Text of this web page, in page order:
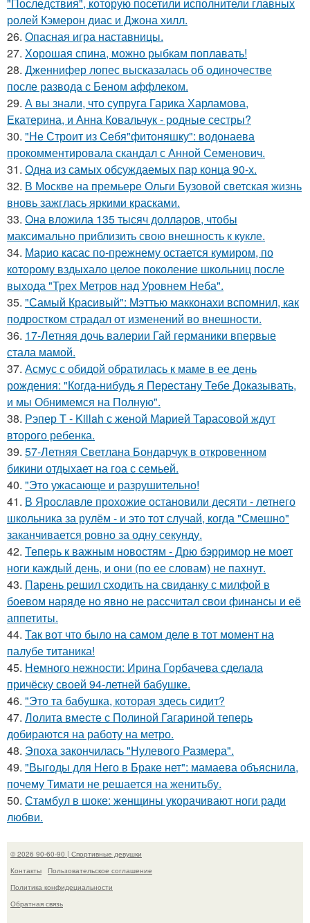
ролей Кэмерон диас и Джона хилл.
26. Опасная игра наставницы.
27. Хорошая спина, можно рыбкам поплавать!
28. Дженнифер лопес высказалась об одиночестве
после развода с Беном аффлеком.
29. А вы знали, что супруга Гарика Харламова,
Екатерина, и Анна Ковальчук - родные сестры?
30. "Не Строит из Себя"фитоняшку": водонаева
прокомментировала скандал с Анной Семенович.
31. Одна из самых обсуждаемых пар конца 90-х.
32. В Москве на премьере Ольги Бузовой светская жизнь
вновь зажглась яркими красками.
33. Она вложила 135 тысяч долларов, чтобы
максимально приблизить свою внешность к кукле.
34. Марио касас по-прежнему остается кумиром, по
которому вздыхало целое поколение школьниц после
выхода "Трех Метров над Уровнем Неба".
35. "Самый Красивый": Мэттью макконахи вспомнил, как
подростком страдал от изменений во внешности.
36. 17-Летняя дочь валерии Гай германики впервые
стала мамой.
37. Асмус с обидой обратилась к маме в ее день
рождения: "Когда-нибудь я Перестану Тебе Доказывать,
и мы Обнимемся на Полную".
38. Рэпер T - Killah с женой Марией Тарасовой ждут
второго ребенка.
39. 57-Летняя Светлана Бондарчук в откровенном
бикини отдыхает на гоа с семьей.
40. "Это ужасающе и разрушительно!
41. В Ярославле прохожие остановили десяти - летнего
школьника за рулём - и это тот случай, когда "Смешно"
заканчивается ровно за одну секунду.
42. Теперь к важным новостям - Дрю бэрримор не моет
ноги каждый день, и они (по ее словам) не пахнут.
43. Парень решил сходить на свиданку с милфой в
боевом наряде но явно не рассчитал свои финансы и её
аппетиты.
44. Так вот что было на самом деле в тот момент на
палубе титаника!
45. Немного нежности: Ирина Горбачева сделала
причёску своей 94-летней бабушке.
46. "Это та бабушка, которая здесь сидит?
47. Лолита вместе с Полиной Гагариной теперь
добираются на работу на метро.
48. Эпоха закончилась "Нулевого Размера".
49. "Выгоды для Него в Браке нет": мамаева объяснила,
почему Тимати не решается на женитьбу.
50. Стамбул в шоке: женщины укорачивают ноги ради
любви.
© 2026 90-60-90 | Спортивные девушки
Контакты
Пользовательское соглашение
Политика конфидециальности
Обратная связь